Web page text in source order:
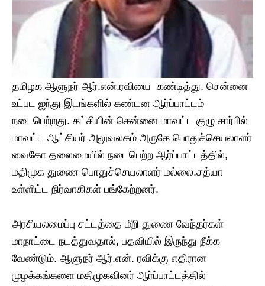
தமிழக ஆளுநர் ஆர்.என்.ரவியை கண்டித்து, சென்னை
உட்பட ஐந்து இடங்களில் கண்டன ஆர்ப்பாட்டம்
நடைபெற்றது. கட்சியின் சென்னை மாவட்ட குழு சார்பில்
மாவட்ட ஆட்சியர் அலுவலகம் அருகே பொதுச்செயலாளர்
வைகோ தலைமையில் நடைபெற்ற ஆர்ப்பாட்டத்தில்,
மதிமுக துணை பொதுச்செயலாளர் மல்லை.சத்யா
உள்ளிட்ட நிர்வாகிகள் பங்கேற்றனர்.
அரசியலமைப்பு சட்டத்தை மீறி துணை வேந்தர்கள்
மாநாட்டை நடத்துவதால், பதவியில் இருந்து நீக்க
வேண்டும். ஆளுநர் ஆர்.என். ரவிக்கு எதிரான
முழக்கங்களை மதிமுகவினர் ஆர்ப்பாட்டத்தில்